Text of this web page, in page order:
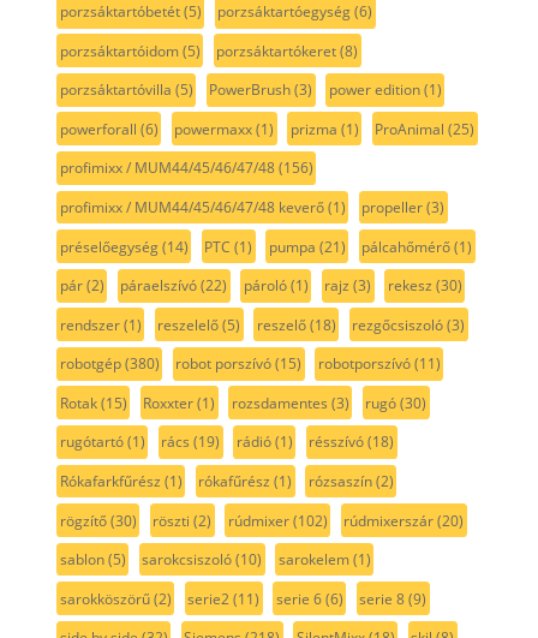
porzsáktartóbetét(5) porzsáktartóegység(6)
porzsáktartóidom(5) porzsáktartókeret(8)
porzsáktartóvilla (5) PowerBrush(3) power edition(1)
powerforall (6) powermaxx(1) prizma (1) ProAnimal (25)
profimixx / MUM44/45/46/47/48(156)
profimixx / MUM44/45/46/47/48 keverő(1) propeller(3)
préselőegység(14) PTC (1) pumpa (21) pálcahőmérő(1)
pár(2) páraelszívó(22) pároló(1) rajz (3) rekesz (30)
rendszer(1) reszelelő(5) reszelő(18) rezgőcsiszoló(3)
robotgép(380) robot porszívó(15) robotporszívó(11)
Rotak(15) Roxxter(1) rozsdamentes (3) rugó(30)
rugótartó(1) rács (19) rádió(1) résszívó(18)
Rókafarkfűrész (1) rókafűrész (1) rózsaszín(2)
rögzítő(30) röszti (2) rúdmixer(102) rúdmixerszár(20)
sablon(5) sarokcsiszoló(10) sarokelem(1)
sarokköszörű(2) serie2(11) serie 6(6) serie 8(9)